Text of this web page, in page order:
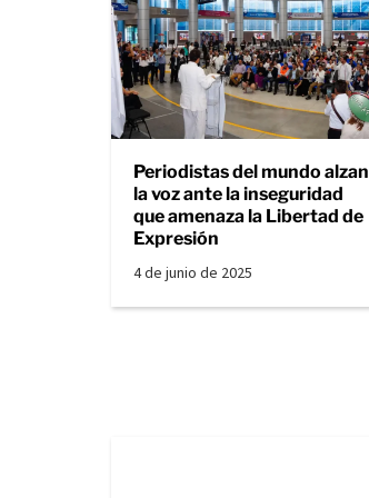
Periodistas del mundo alzan
la voz ante la inseguridad
que amenaza la Libertad de
Expresión
4 de junio de 2025